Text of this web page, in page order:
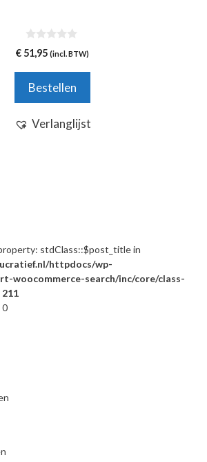
0
v
5
€ 51,95 (incl. BTW)
Bestellen
Verlanglijst
stdClass::$post_title in
httpdocs/wp-
woocommerce-search/inc/core/class-
211
0